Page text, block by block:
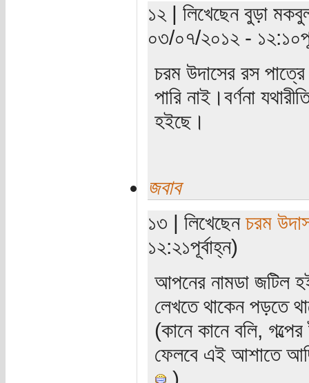
১২ | লিখেছেন বুড়া
০৩/০৭/২০১২ -
চরম উদাসের রস
পারি নাই।বর্ণনা
হইছে।
জবাব
১৩ | লিখেছেন চরম
১২:২১পূর্বাহ্ন)
আপনের নামডা জটিল
লেখতে থাকেন পড়তে
(কানে কানে বলি,
ফেলবে এই আশাতে
)